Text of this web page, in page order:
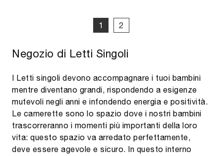
1 2
Negozio di Letti Singoli
I Letti singoli devono accompagnare i tuoi bambini
mentre diventano grandi, rispondendo a esigenze
mutevoli negli anni e infondendo energia e positività.
Le camerette sono lo spazio dove i nostri bambini
trascorreranno i momenti più importanti della loro
vita: questo spazio va arredato perfettamente,
deve essere agevole e sicuro. In questo interno